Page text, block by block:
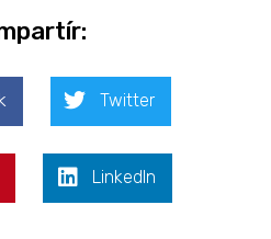
Twitter
LinkedIn